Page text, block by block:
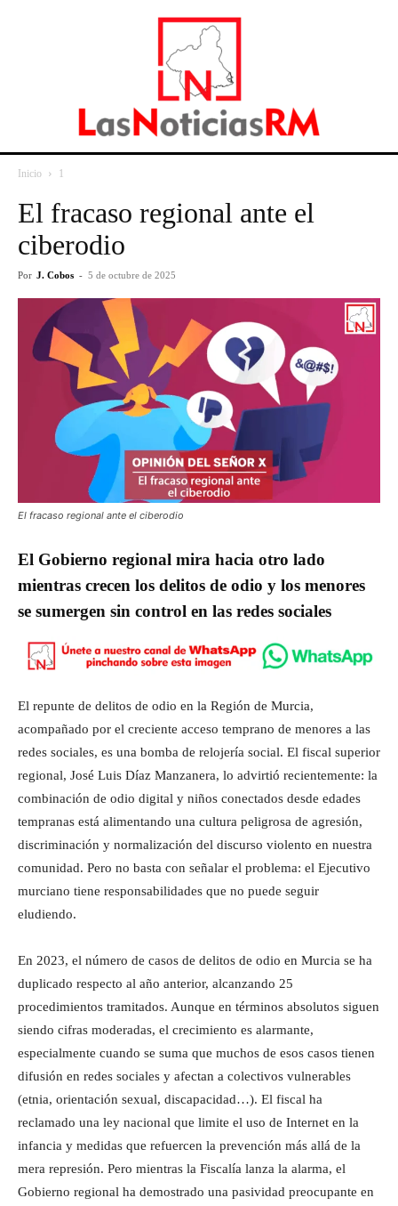
Inicio 1
El fracaso regional ante el
ciberodio
Por J. Cobos - 5 de octubre de 2025
El fracaso regional ante el ciberodio
El Gobierno regional mira hacia otro lado
mientras crecen los delitos de odio y los menores
se sumergen sin control en las redes sociales
El repunte de delitos de odio en la Región de Murcia,
acompañado por el creciente acceso temprano de menores a las
redes sociales, es una bomba de relojería social. El fiscal superior
regional, José Luis Díaz Manzanera, lo advirtió recientemente: la
combinación de odio digital y niños conectados desde edades
tempranas está alimentando una cultura peligrosa de agresión,
discriminación y normalización del discurso violento en nuestra
comunidad. Pero no basta con señalar el problema: el Ejecutivo
murciano tiene responsabilidades que no puede seguir
eludiendo.
En 2023, el número de casos de delitos de odio en Murcia se ha
duplicado respecto al año anterior, alcanzando 25
procedimientos tramitados. Aunque en términos absolutos siguen
siendo cifras moderadas, el crecimiento es alarmante,
especialmente cuando se suma que muchos de esos casos tienen
difusión en redes sociales y afectan a colectivos vulnerables
(etnia, orientación sexual, discapacidad…). El fiscal ha
reclamado una ley nacional que limite el uso de Internet en la
infancia y medidas que refuercen la prevención más allá de la
mera represión. Pero mientras la Fiscalía lanza la alarma, el
Gobierno regional ha demostrado una pasividad preocupante en